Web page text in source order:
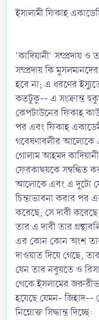
ইসালামী ফিকাহ
'কাদিয়ানী' সম্প্রদায় ও
সম্প্রদায় কি
হবে না; এ ধরণের
কতটুকু-- এ সংক্রান্ত
কেপটাউনের ফিকাহ
পর এবং ফিকাহ
গবেষণাবলীর আলোকে
গোলাম আহমদ
ফেরকাদ্বয়কে সম্বন্ধিত
আলোকে এবং এ দুটো
চিন্তাভাবনা করার পর
করেছে; সে দাবী
তার এ দাবী তার
এর কোন কোন অংশ
দাওয়াত দিয়ে গেছে,
যেন তার নবুয়তে ও
থেকে ইসলামের
হয়েছে যেমন- জিহাদ--
নিম্নোক্ত সিদ্ধান্ত দিচ্ছে: